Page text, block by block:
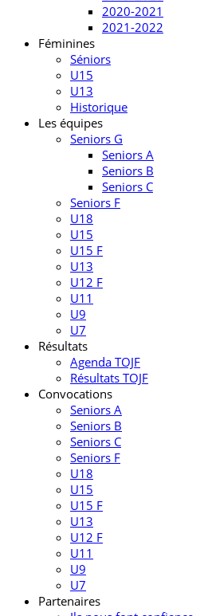
2020-2021
2021-2022
Féminines
Séniors
U15
U13
Historique
Les équipes
Seniors G
Seniors A
Seniors B
Seniors C
Seniors F
U18
U15
U15 F
U13
U12 F
U11
U9
U7
Résultats
Agenda TOJF
Résultats TOJF
Convocations
Seniors A
Seniors B
Seniors C
Seniors F
U18
U15
U15 F
U13
U12 F
U11
U9
U7
Partenaires